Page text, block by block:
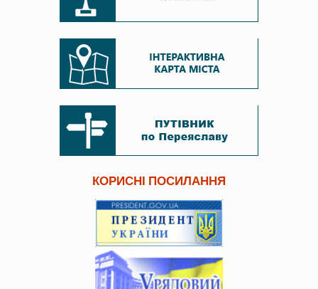
КОРИСНІ ПОСИЛАННЯ